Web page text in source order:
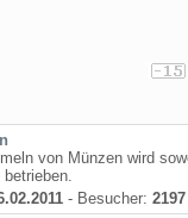
von Münzen wird
betrieben.
- Besucher: 2197